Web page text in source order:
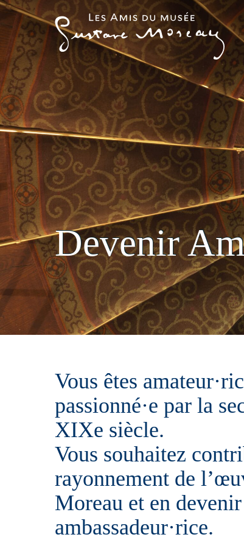
Skip
main
content
Devenir
Vous êtes
passionné·e par la
XIXe siècle.
Vous souhaitez
rayonnement de
Moreau et en devenir
ambassadeur·rice.